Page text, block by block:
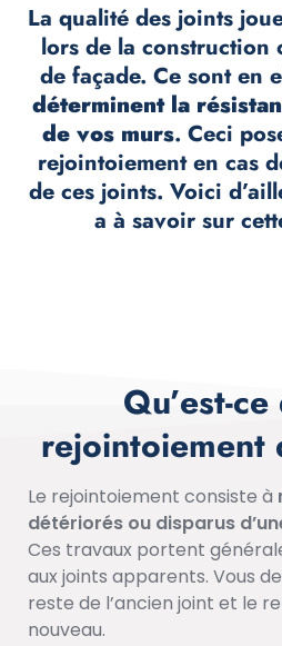
La qualité des joints
lors de la construction
de façade. Ce sont en
déterminent la
de vos murs. Ceci
rejointoiement en cas
de ces joints. Voici
a à savoir sur
Qu’est-
rejointoiement
Le rejointoiement consiste à
détériorés ou disparus
Ces travaux portent
aux joints apparents. Vous
reste de l’ancien joint et le
nouveau.